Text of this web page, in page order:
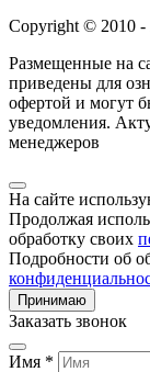
Copyright © 2010
Размещенные на
приведены для
офертой и могут
уведомления.
менеджеров
На сайте
Продолжая
обработку своих
Подробности об
Принимаю
Заказать звонок
Имя *